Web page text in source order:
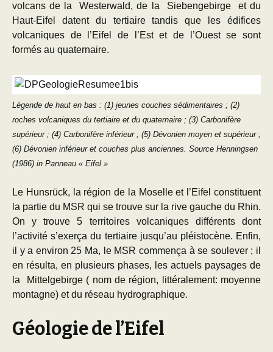
volcans de la Westerwald, de la Siebengebirge et du
Haut-Eifel datent du tertiaire tandis que les édifices
volcaniques de l’Eifel de l’Est et de l’Ouest se sont
formés au quaternaire.
Légende de haut en bas : (1) jeunes couches sédimentaires ; (2)
roches volcaniques du tertiaire et du quaternaire ; (3) Carbonifère
supérieur ; (4) Carbonifère inférieur ; (5) Dévonien moyen et supérieur ;
(6) Dévonien inférieur et couches plus anciennes. Source Henningsen
(1986) in Panneau « Eifel »
Le Hunsrück, la région de la Moselle et l’Eifel constituent
la partie du MSR qui se trouve sur la rive gauche du Rhin.
On y trouve 5 territoires volcaniques différents dont
l’activité s’exerça du tertiaire jusqu’au pléistocène. Enfin,
il y a environ 25 Ma, le MSR commença à se soulever ; il
en résulta, en plusieurs phases, les actuels paysages de
la Mittelgebirge ( nom de région, littéralement: moyenne
montagne) et du réseau hydrographique.
Géologie de l’Eifel